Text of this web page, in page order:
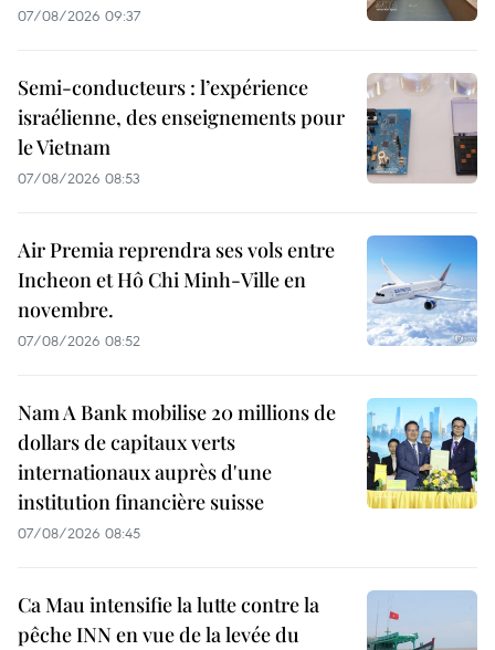
07/08/2026 09:37
Semi-conducteurs : l’expérience
israélienne, des enseignements pour
le Vietnam
07/08/2026 08:53
Air Premia reprendra ses vols entre
Incheon et Hô Chi Minh-Ville en
novembre.
07/08/2026 08:52
Nam A Bank mobilise 20 millions de
dollars de capitaux verts
internationaux auprès d'une
institution financière suisse
07/08/2026 08:45
Ca Mau intensifie la lutte contre la
pêche INN en vue de la levée du